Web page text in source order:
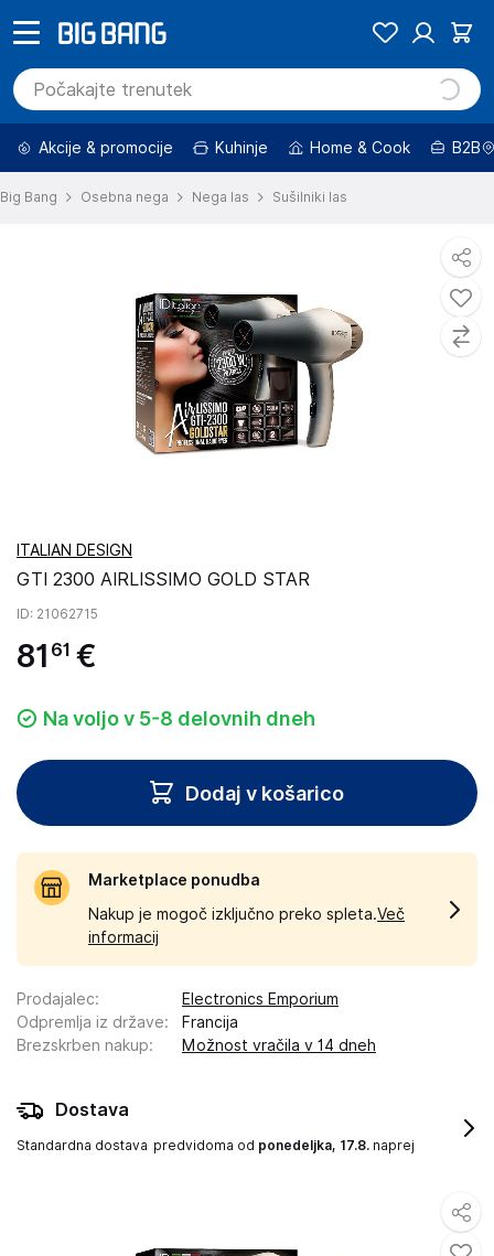
Akcije & promocije Kuhinje Home & Cook B2B
Big Bang Osebna nega Nega las Sušilniki las
ITALIAN DESIGN
GTI 2300 AIRLISSIMO GOLD STAR
ID: 21062715
81 61 €
Na voljo v 5-8 delovnih dneh
Dodaj v košarico
Marketplace ponudba
Nakup je mogoč izključno preko spleta.Več
informacij
Prodajalec:
Electronics Emporium
Odpremlja iz države:
Francija
Brezskrben nakup: Možnost vračila v 14 dneh
Dostava
Standardna dostava predvidoma od ponedeljka, 17.8. naprej